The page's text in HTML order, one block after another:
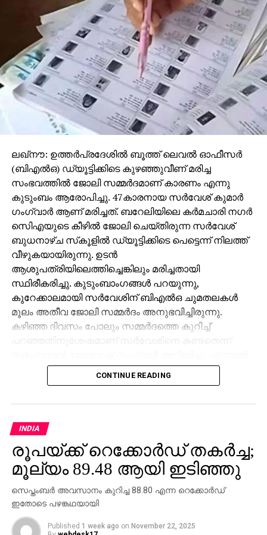
സുപ്രീംകോടതി നിയോഗിച്ച പരിസ്ഥിതി മലിനീകരണ
നിയന്ത്രണ അതോറിറ്റിയും റിപ്പോര്‍ട്ട് നല്‍കിയിരുന്നു.
RELATED TOPICS:
UP NEXT
ഇറച്ചിക്കടകള്‍ക്കെതിരെ അക്രമം
വ്യാപകമാവുന്നു
DON'T MISS
ആവേശം പകര്‍ന്ന് ബ്ലോഗ്എക്‌സ്പ്രസ
പര്യടനം; നഗര വീഥികളില്‍ നിറം പകര്‍ന്ന്
ലോകോത്തര ബ്ലോഗെഴുത്തുകാര്‍
ലഖ്‌നൗ: ഉത്തര്‍പ്രദേശില്‍ ബൂത്ത് ലെവല്‍ ഓഫീസര്‍
(ബിഎല്‍ഒ) ഡ്യൂട്ടിക്കിടെ കുഴഞ്ഞുവീണ് മരിച്ച
സംഭവത്തില്‍ ജോലി സമ്മര്‍ദമാണ് കാരണം എന്നു
കുടുംബം ആരോപിച്ചു. 47കാരനായ സര്‍വേശ് കുമാര്‍
ഗംഗ്വാര്‍ ആണ് മരിച്ചത്. ബറേലിയിലെ കര്‍മചാരി നഗര്‍
സിെഎയുടെ കീഴില്‍ ജോലി ചെയ്തിരുന്ന സര്‍വേശ്
ബുധനാഴ്ച സ്‌കൂളില്‍ ഡ്യൂട്ടിക്കിടെ പെട്ടെന്ന് നിലത്ത്
വീഴുകയായിരുന്നു. ഉടന്‍
ആശുപത്രിയിലെത്തിച്ചെങ്കിലും മരിച്ചതായി
സ്ഥിരീകരിച്ചു. കുടുംബാംഗങ്ങള്‍ പറയുന്നു,
കുറേക്കാലമായി സര്‍വേശിന് ബിഎല്‍ഒ ചുമതലകള്‍
മൂലം അതീവ ജോലി സമ്മര്‍ദം അനുഭവിച്ചിരുന്നു.
കഴിഞ്ഞ ദിവസം പോലും സമ്മര്‍ദത്തെ കുറിച്ച്
ജോലി സമ്മര്‍ദമാണ് മരണകാരണമെന്ന് കുടുംബം
ആരോപിച്ചിട്ടും അത് ജില്ലാ ഭരണകൂടം നിഷേധിച്ചു.
ജോലിസമ്മര്‍ദം കണ്ടെത്താനായിട്ടില്ലെന്നുമാണ്
എസ്ഡിഎം പ്രമോദ് കുമാര്‍ പറഞ്ഞത്. മരണവുമായി
ബന്ധപ്പെട്ട കൂടുതല്‍ റിപ്പോര്‍ട്ടുകള്‍ ശേഖരിക്കാനായി
അന്വേഷണം തുടരുകയാണ്.
CONTINUE READING
INDIA
രൂപയ്ക്ക് റെക്കോര്‍ഡ് തകര്‍ച്ച;
മൂല്യം 89.48 ആയി ഇടിഞ്ഞു
സെപ്തംബര്‍ അവസാനം കുറിച്ച 88.80 എന്ന റെക്കോര്‍ഡ്
ഇതോടെ പഴങ്കഥയായി
Published 1 week ago on November 22, 2025